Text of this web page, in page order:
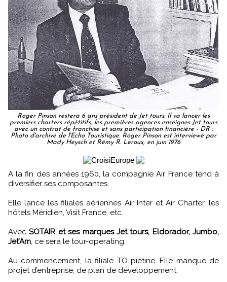
Roger Pinson restera 6 ans président de Jet tours. Il va lancer les
premiers charters répétitifs, les premières agences enseignes Jet tours
avec un contrat de franchise et sans participation financière - DR :
Photo d'archive de l'Echo Touristique. Roger Pinson est interviewé par
Mady Heysch et Rémy R. Leroux, en juin 1976
A la fin des années 1960, la compagnie Air France tend à
diversifier ses composantes.
Elle lance les filiales aériennes Air Inter et Air Charter, les
hôtels Méridien, Visit France, etc.
AvecSOTAIR et ses marques Jet tours, Eldorador, Jumbo,
Jet’Am, ce sera le tour-operating.
Au commencement, la filiale TO piétine. Elle manque de
projet d’entreprise, de plan de développement.